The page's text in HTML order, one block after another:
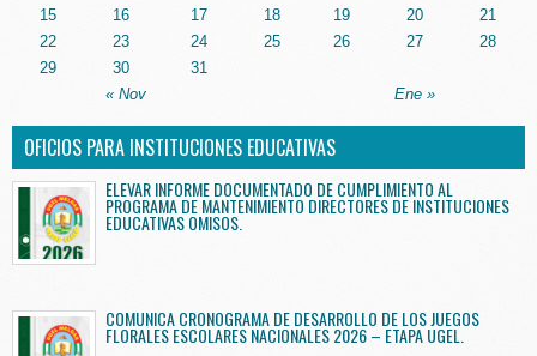
« Nov Ene »
15
16 17 18 19 20
21
22
23 24 25 26 27
28
29
30 31
OFICIOS PARA INSTITUCIONES EDUCATIVAS
ELEVAR INFORME DOCUMENTADO DE CUMPLIMIENTO AL
PROGRAMA DE MANTENIMIENTO DIRECTORES DE INSTITUCIONES
EDUCATIVAS OMISOS.
COMUNICA CRONOGRAMA DE DESARROLLO DE LOS JUEGOS
FLORALES ESCOLARES NACIONALES 2026 – ETAPA UGEL.